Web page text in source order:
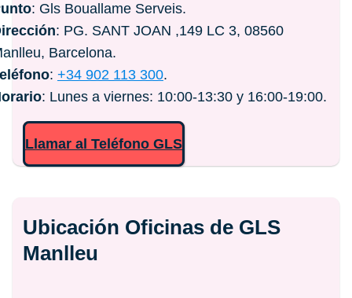
: Gls Bouallame Serveis.
: PG. SANT JOAN ,149 LC 3, 08560
Barcelona.
: +34 902 113 300.
: Lunes a viernes: 10:00-13:30 y 16:00-19:00.
Llamar al Teléfono GLS
Ubicación Oficinas de GLS
Manlleu